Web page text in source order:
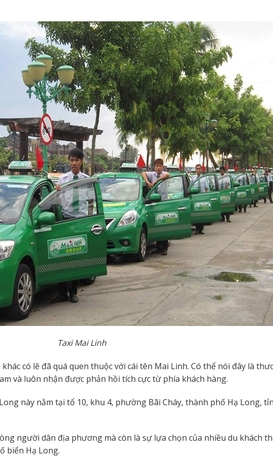
Taxi Mai Linh
có lẽ đã quá quen thuộc với cái tên Mai Linh. Có thể nói đây là
và luôn nhận được phản hồi tích cực từ phía khách hàng.
này nằm tại tổ 10, khu 4, phường Bãi Cháy, thành phố Hạ Long,
người dân địa phương mà còn là sự lựa chọn của nhiều du khách
biển Hạ Long.